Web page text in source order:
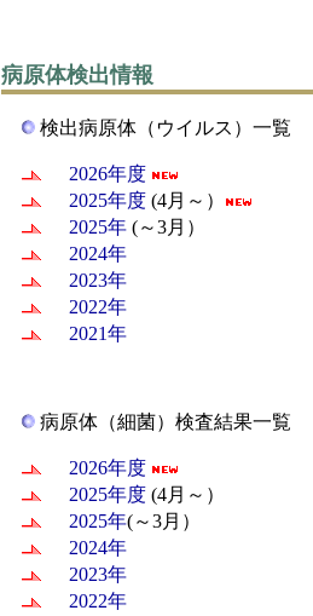
病原体検出情報
検出病原体（ウイルス）一覧
2026年度
2025年度 (4月～）
2025年 (～3月）
2024年
2023年
2022年
2021年
病原体（細菌）検査結果一覧
2026年度
2025年度 (4月～）
2025年(～3月）
2024年
2023年
2022年